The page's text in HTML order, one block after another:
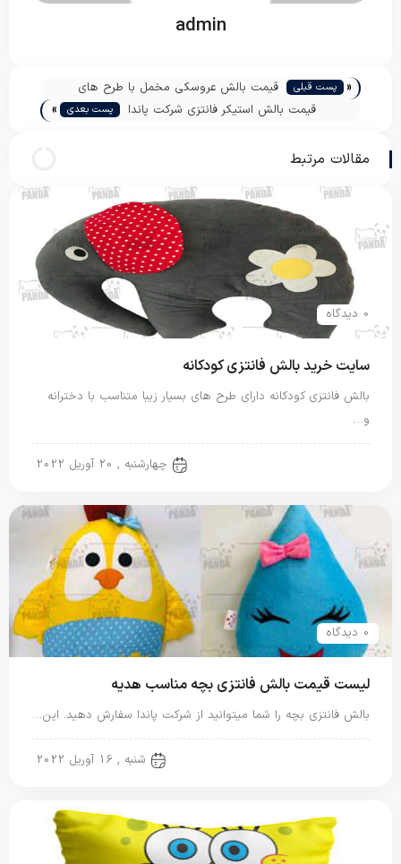
admin
« پست قبلی
قیمت بالش عروسکی مخمل با طرح های
جدید
قیمت بالش استیکر فانتزی شرکت پاندا پست بعدی »
مقالات مرتبط
0 دیدگاه
سایت خرید بالش فانتزی کودکانه
بالش فانتزی کودکانه دارای طرح های بسیار زیبا متناسب با دخترانه
و…
چهارشنبه , 20 آوریل 2022
0 دیدگاه
لیست قیمت بالش فانتزی بچه مناسب هدیه
بالش فانتزی بچه را شما میتوانید از شرکت پاندا سفارش دهید. این…
شنبه , 16 آوریل 2022